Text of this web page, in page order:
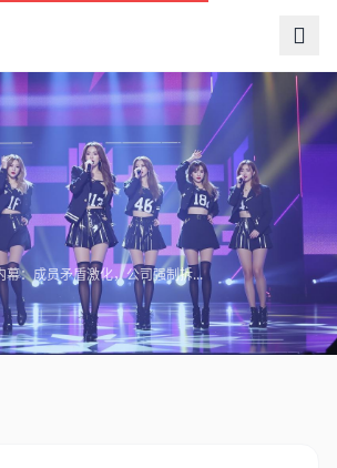
幕：成员矛盾激化，公司强制拆...